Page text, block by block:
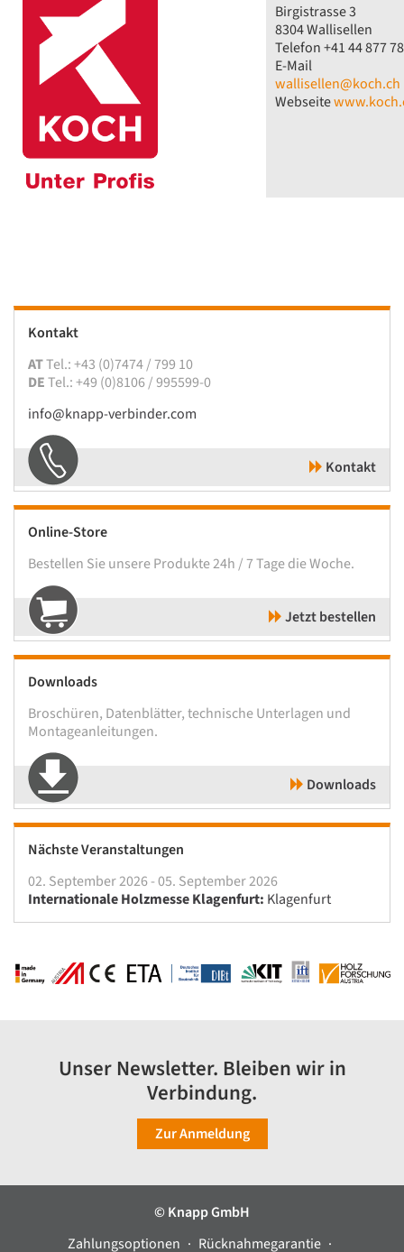
Birgistrasse 3
8304 Wallisellen
Telefon +41 44 877
E-Mail
wallisellen@koch.ch
Webseite
Kontakt
ATTel.: +43 (0)7474 / 799 10
DETel.: +49 (0)8106 / 995599-0
info@knapp-verbinder.com
Kontakt
Online-Store
Bestellen Sie unsere Produkte 24h / 7 Tage die Woche.
Jetzt bestellen
Downloads
Broschüren, Datenblätter, technische Unterlagen und
Montageanleitungen.
Downloads
Nächste Veranstaltungen
02. September 2026 - 05. September 2026
Internationale Holzmesse Klagenfurt: Klagenfurt
Unser Newsletter. Bleiben wir in
Verbindung.
Zur Anmeldung
© Knapp GmbH
Zahlungsoptionen
Rücknahmegarantie